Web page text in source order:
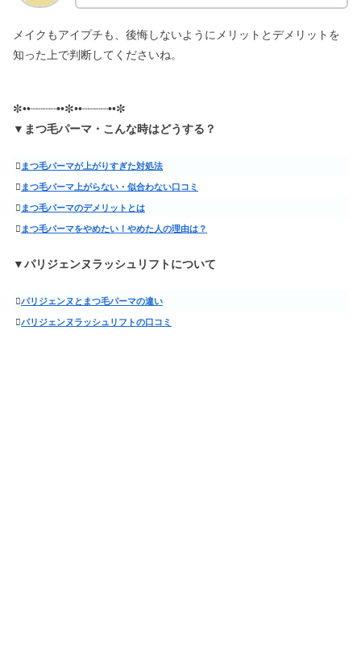
メイクもアイプチも、後悔しないようにメリットとデメリットを
知った上で判断してくださいね。
✼••┈┈┈┈••✼••┈┈┈┈••✼
▼ まつ毛パーマ・こんな時はどうする？
まつ毛パーマが上がりすぎた対処法
まつ毛パーマ上がらない・似合わない口コミ
まつ毛パーマのデメリットとは
まつ毛パーマをやめたい！やめた人の理由は？
▼パリジェンヌラッシュリフトについて
パリジェンヌとまつ毛パーマの違い
パリジェンヌラッシュリフトの口コミ